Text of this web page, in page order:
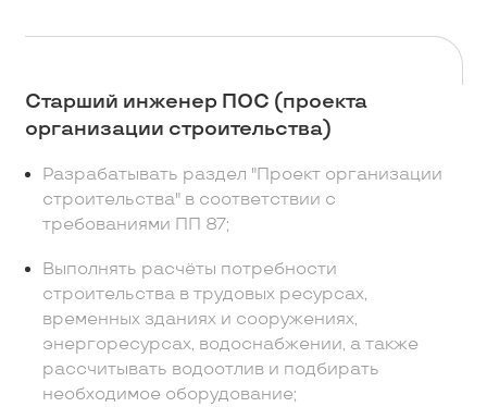
Старший инженер ПОС (проекта
организации строительства)
Разрабатывать раздел "Проект организации
строительства" в соответствии с
требованиями ПП 87;
Выполнять расчёты потребности
строительства в трудовых ресурсах,
временных зданиях и сооружениях,
энергоресурсах, водоснабжении, а также
рассчитывать водоотлив и подбирать
необходимое оборудование;